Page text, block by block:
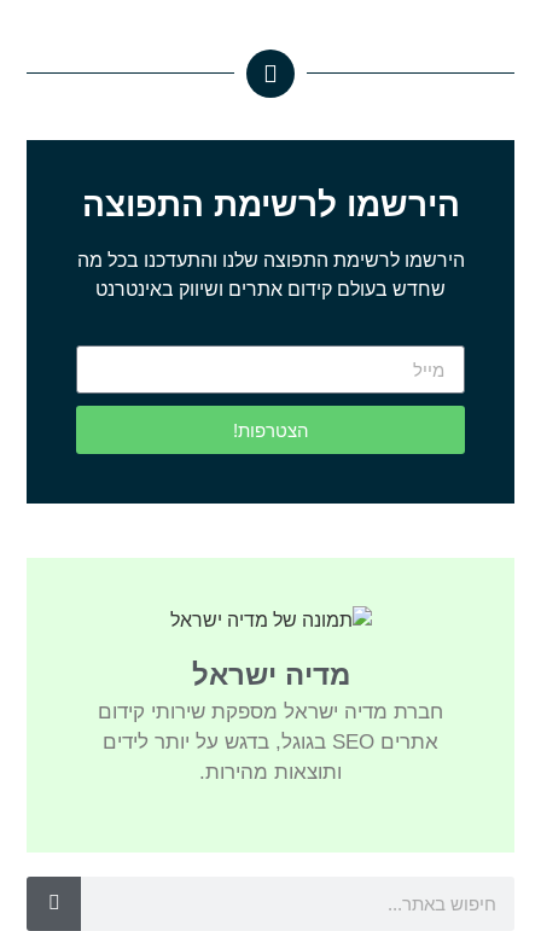
הירשמו לרשימת התפוצה
הירשמו לרשימת התפוצה שלנו והתעדכנו בכל מה
שחדש בעולם קידום אתרים ושיווק באינטרנט
הצטרפות!
מדיה ישראל
חברת מדיה ישראל מספקת שירותי קידום
אתרים SEO בגוגל, בדגש על יותר לידים
ותוצאות מהירות.